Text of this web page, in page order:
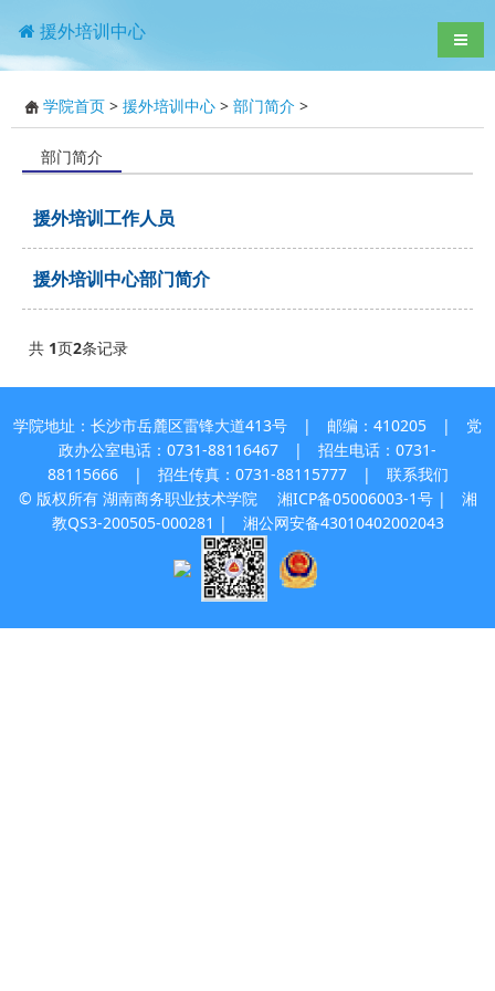
援外培训中心 导航
学院首页 > 援外培训中心 > 部门简介 >
部门简介
援外培训工作人员
援外培训中心部门简介
共 1页2条记录
学院地址：长沙市岳麓区雷锋大道413号 | 邮编：410205 | 党
政办公室电话：0731-88116467 | 招生电话：0731-
88115666 | 招生传真：0731-88115777 | 联系我们
© 版权所有 湖南商务职业技术学院
湘ICP备05006003-1号 | 湘
教QS3-200505-000281 | 湘公网安备43010402002043